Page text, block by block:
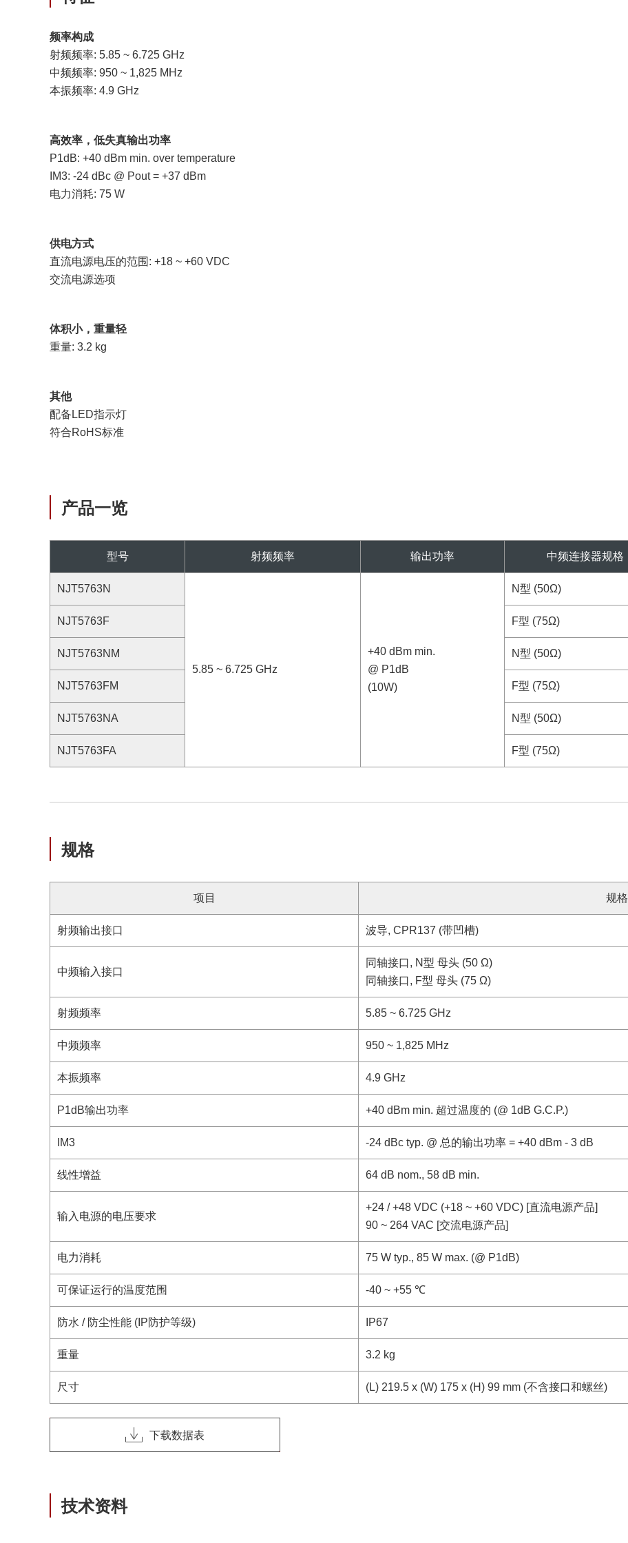
频率构成
射频频率: 5.85 ~ 6.725 GHz
中频频率: 950 ~ 1,825 MHz
本振频率: 4.9 GHz
高效率，低失真输出功率
P1dB: +40 dBm min. over temperature
IM3: -24 dBc @ Pout = +37 dBm
电力消耗: 75 W
供电方式
直流电源电压的范围: +18 ~ +60 VDC
交流电源选项
体积小，重量轻
重量: 3.2 kg
其他
配备LED指示灯
符合RoHS标准
产品一览
型号 射频频率 输出功率 中频连接器规格
NJT5763N
5.85 ~ 6.725 GHz
+40 dBm min.
@ P1dB
(10W)
N型 (50Ω)
NJT5763F
F型 (75Ω)
NJT5763NM
N型 (50Ω)
NJT5763FM
F型 (75Ω)
NJT5763NA
N型 (50Ω)
NJT5763FA
F型 (75Ω)
规格
项目 规格
射频输出接口 波导, CPR137 (带凹槽)
中频输入接口
同轴接口, N型 母头 (50 Ω)
同轴接口, F型 母头 (75 Ω)
射频频率 5.85 ~ 6.725 GHz
中频频率 950 ~ 1,825 MHz
本振频率 4.9 GHz
P1dB输出功率 +40 dBm min. 超过温度的 (@ 1dB G.C.P.)
IM3 -24 dBc typ. @ 总的输出功率 = +40 dBm - 3 dB
线性增益 64 dB nom., 58 dB min.
输入电源的电压要求
+24 / +48 VDC (+18 ~ +60 VDC) [直流电源产品]
90 ~ 264 VAC [交流电源产品]
电力消耗 75 W typ., 85 W max. (@ P1dB)
可保证运行的温度范围 -40 ~ +55 ℃
防水 / 防尘性能 (IP防护等级) IP67
重量 3.2 kg
尺寸 (L) 219.5 x (W) 175 x (H) 99 mm (不含接口和螺丝)
下载数据表
技术资料